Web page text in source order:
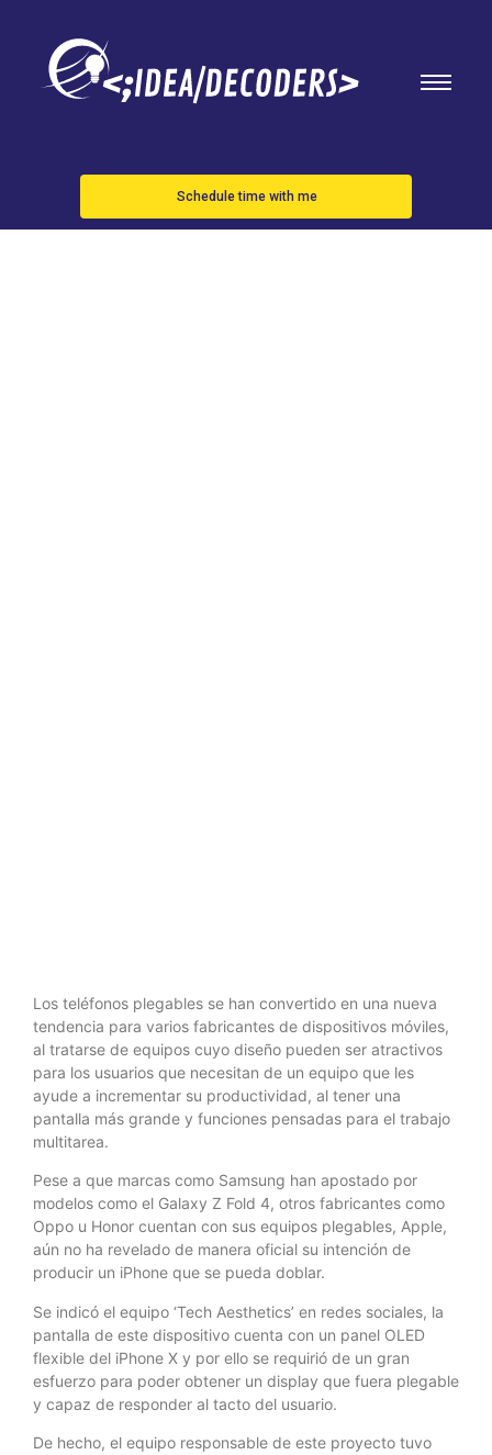
Schedule time with me
El iPhone
Los teléfonos plegables se han convertido en una nueva
tendencia para varios fabricantes de dispositivos móviles,
al tratarse de equipos cuyo diseño pueden ser atractivos
para los usuarios que necesitan de un equipo que les
ayude a incrementar su productividad, al tener una
pantalla más grande y funciones pensadas para el trabajo
multitarea.
Pese a que marcas como Samsung han apostado por
modelos como el Galaxy Z Fold 4, otros fabricantes como
Oppo u Honor cuentan con sus equipos plegables, Apple,
aún no ha revelado de manera oficial su intención de
producir un iPhone que se pueda doblar.
Se indicó el equipo ‘Tech Aesthetics’ en redes sociales, la
pantalla de este dispositivo cuenta con un panel OLED
flexible del iPhone X y por ello se requirió de un gran
esfuerzo para poder obtener un display que fuera plegable
y capaz de responder al tacto del usuario.
De hecho, el equipo responsable de este proyecto tuvo